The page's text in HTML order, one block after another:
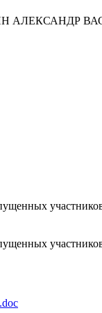
АЛЕКСАНДР